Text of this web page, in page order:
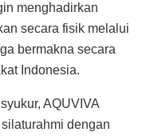
menghadirkan
secara fisik melalui
bermakna secara
Indonesia.
AQUVIVA
dengan